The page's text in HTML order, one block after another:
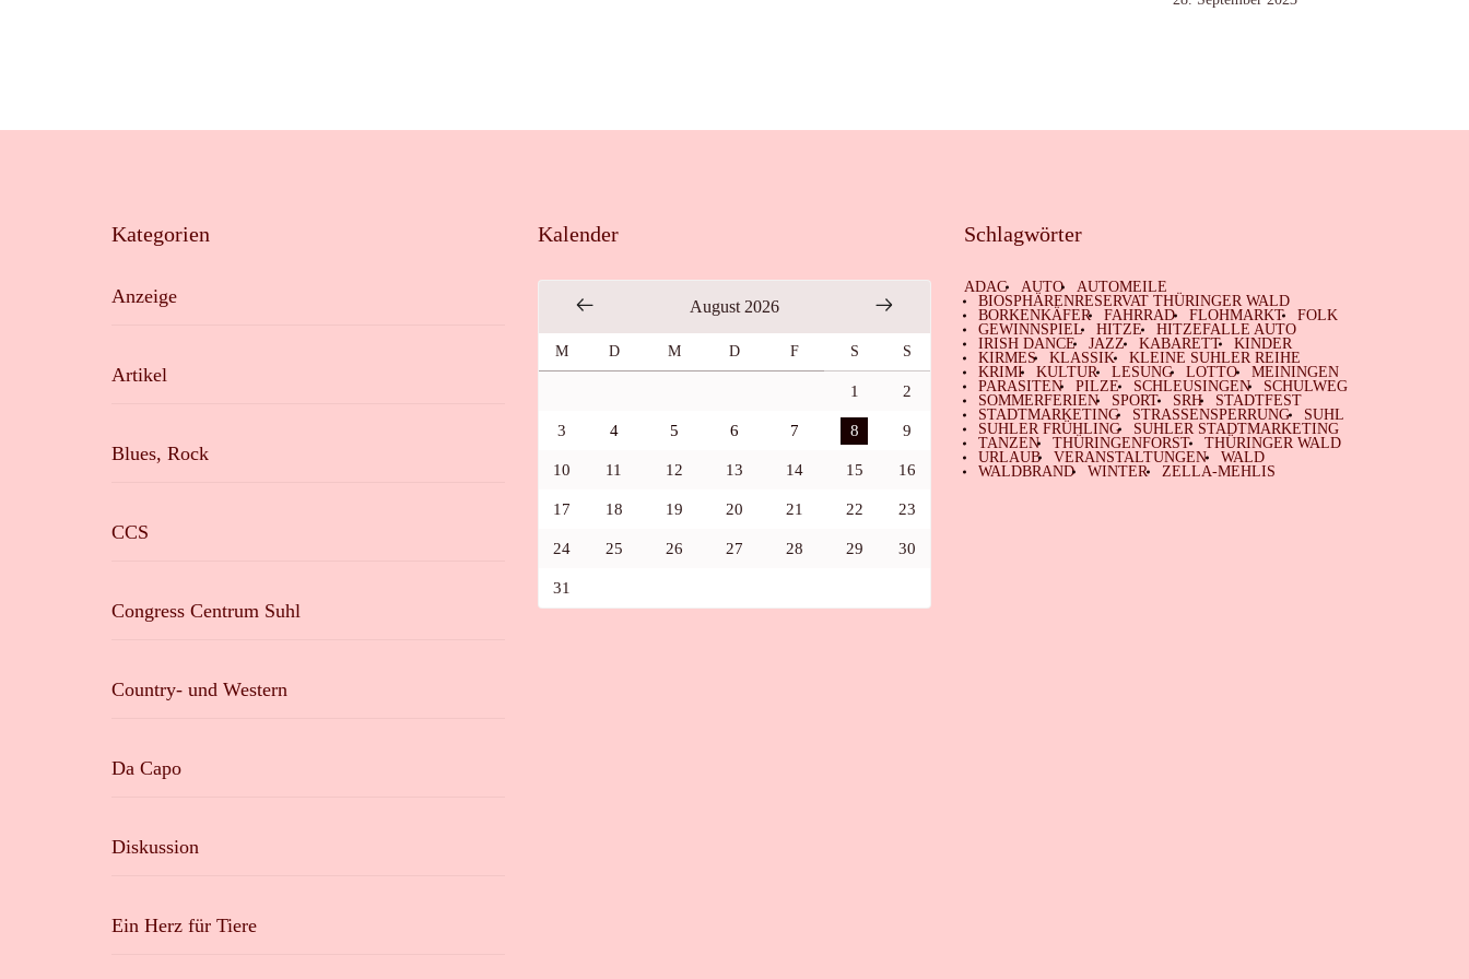
Kategorien
Anzeige
Artikel
Blues, Rock
CCS
Congress Centrum Suhl
Country- und Western
Da Capo
Diskussion
Ein Herz für Tiere
Kalender
August 2026
M D M D F S S
1 2
3 4 5 6 7 8 9
10 11 12 13 14 15 16
17 18 19 20 21 22 23
24 25 26 27 28 29 30
31
Schlagwörter
ADAC AUTO
AUTOMEILE
BIOSPHÄRENRESERVAT THÜRINGER WALD
BORKENKÄFER
FAHRRAD FLOHMARKT
FOLK
GEWINNSPIEL
HITZE
HITZEFALLE AUTO
IRISH DANCE
JAZZ KABARETT
KINDER
KIRMES
KLASSIK
KLEINE SUHLER REIHE
KRIMI
KULTUR LESUNG LOTTO
MEININGEN
PARASITEN
PILZE SCHLEUSINGEN
SCHULWEG
SOMMERFERIEN
SPORT SRH
STADTFEST
STADTMARKETING
STRASSENSPERRUNG
SUHL
SUHLER FRÜHLING
SUHLER STADTMARKETING
TANZEN
THÜRINGENFORST
THÜRINGER WALD
URLAUB
VERANSTALTUNGEN
WALD
WALDBRAND
WINTER ZELLA-MEHLIS